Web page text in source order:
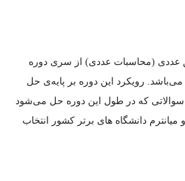
عددی (محاسبات عددی) از سری دوره
رویکرد این دوره بر پایه‌ی حل
سوالاتی که در طول این دوره حل می‌شود
و میانترم دانشگاه های برتر کشور انتخاب